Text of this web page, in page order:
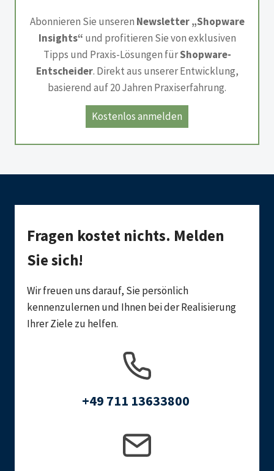
Abonnieren Sie unseren Newsletter „Shopware
Insights“ und profitieren Sie von exklusiven
Tipps und Praxis-Lösungen fürShopware-
Entscheider. Direkt aus unserer Entwicklung,
basierend auf 20 Jahren Praxiserfahrung.
Kostenlos anmelden
Fragen kostet nichts. Melden
Sie sich!
Wir freuen uns darauf, Sie persönlich
kennenzulernen und Ihnen bei der Realisierung
Ihrer Ziele zu helfen.
+49 711 13633800